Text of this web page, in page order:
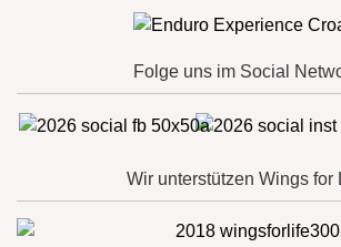
Folge uns im Social
Wir unterstützen Wings for